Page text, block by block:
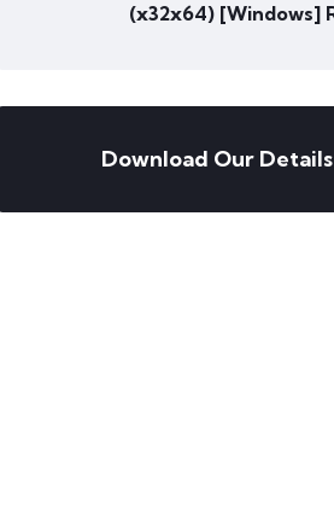
(x32x64) [Windows]
Download Our Details